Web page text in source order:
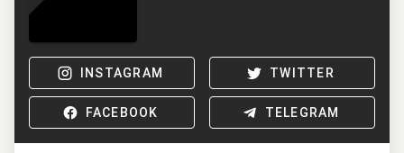
INSTAGRAM TWITTER
FACEBOOK TELEGRAM